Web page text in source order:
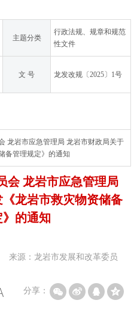
主题分类
行政法规、规章和规范
性文件
文 号 龙发改规〔2025〕1号
龙岩市应急管理局 龙岩市财政局关于
备管理规定》的通知
会 龙岩市应急管理局
龙岩市救灾物资储备
的通知
来源：龙岩市发展和改革委员
分享：